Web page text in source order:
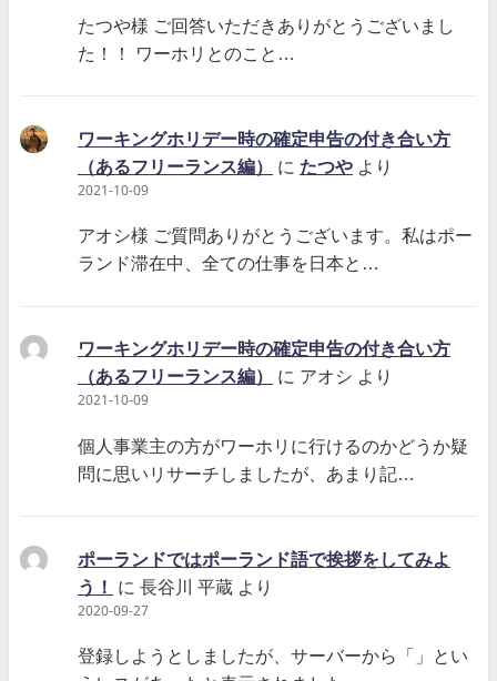
たつや様 ご回答いただきありがとうございまし
た！！ ワーホリとのこと…
ワーキングホリデー時の確定申告の付き合い方
（あるフリーランス編）
に たつや より
2021-10-09
アオシ様 ご質問ありがとうございます。私はポー
ランド滞在中、全ての仕事を日本と…
ワーキングホリデー時の確定申告の付き合い方
（あるフリーランス編）
に アオシ より
2021-10-09
個人事業主の方がワーホリに行けるのかどうか疑
問に思いリサーチしましたが、あまり記…
ポーランドではポーランド語で挨拶をしてみよ
う！
に 長谷川 平蔵 より
2020-09-27
登録しようとしましたが、サーバーから「」とい